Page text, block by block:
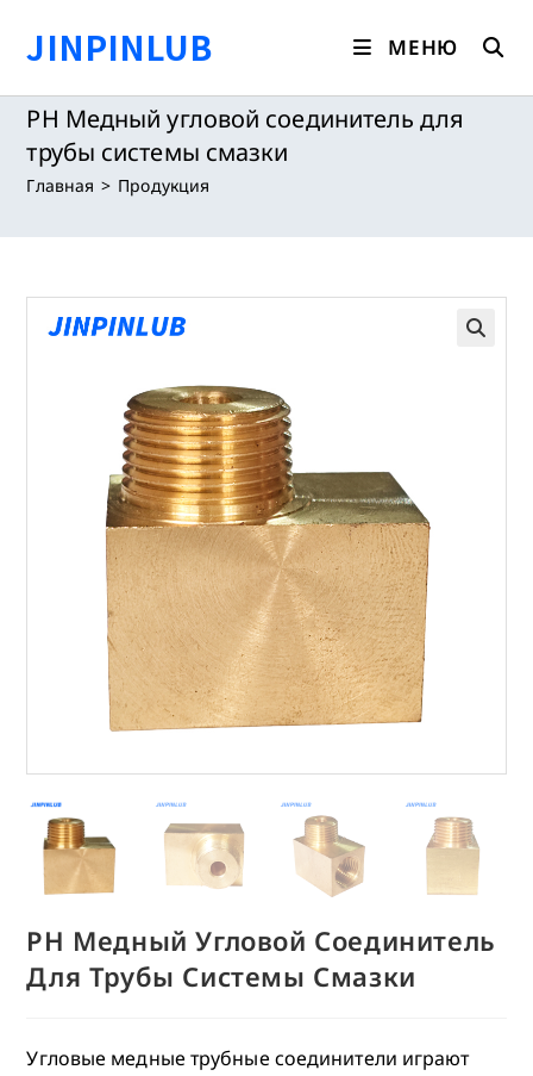
содержимому
JINPINLUB МЕНЮ
PH Медный угловой соединитель для
трубы системы смазки
Главная > Продукция
PH Медный Угловой Соединитель
Для Трубы Системы Смазки
Угловые медные трубные соединители играют